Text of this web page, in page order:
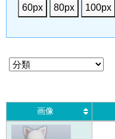
60px 80px 100px
画像
画像